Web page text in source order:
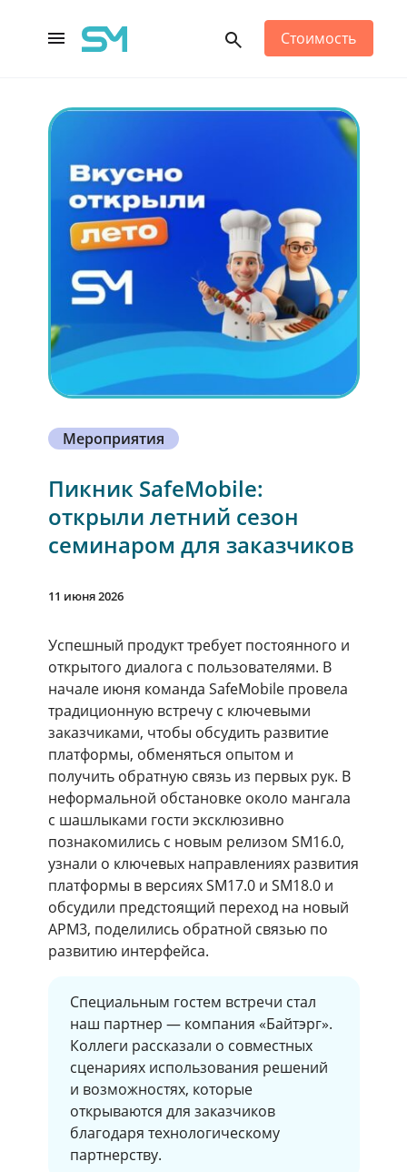
Main Navigation Стоимость
Мероприятия
Пикник SafeMobile:
открыли летний сезон
семинаром для заказчиков
11 июня 2026
Успешный продукт требует постоянного и
открытого диалога с пользователями. В
начале июня команда SafeMobile провела
традиционную встречу с ключевыми
заказчиками, чтобы обсудить развитие
платформы, обменяться опытом и
получить обратную связь из первых рук. В
неформальной обстановке около мангала
с шашлыками гости эксклюзивно
познакомились с новым релизом SM16.0,
узнали о ключевых направлениях развития
платформы в версиях SM17.0 и SM18.0 и
обсудили предстоящий переход на новый
АРМ3, поделились обратной связью по
развитию интерфейса.
Специальным гостем встречи стал
наш партнер — компания «Байтэрг».
Коллеги рассказали о совместных
сценариях использования решений
и возможностях, которые
открываются для заказчиков
благодаря технологическому
партнерству.